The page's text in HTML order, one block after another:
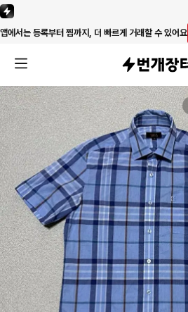
앱에서는 등록부터 찜까지, 더 빠르게 거래할 수 있어요